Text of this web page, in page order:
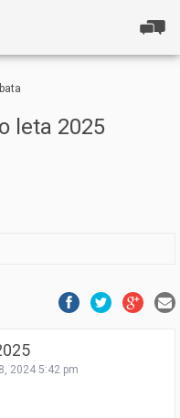
leta 2025
2024 5:42 pm